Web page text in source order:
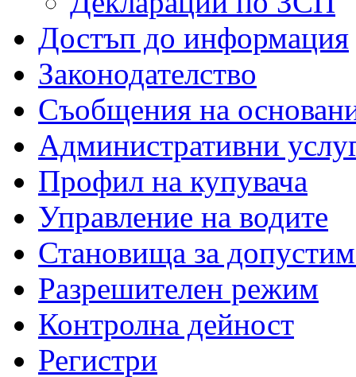
Достъп до информация
Законодателство
Съобщения на
Административни
Профил на купувача
Управление на водите
Становища за
Разрешителен режим
Контролна дейност
Регистри